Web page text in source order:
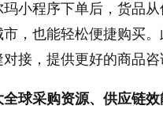
玛小程序下单后，货品
，也能轻松便捷购买
接，提供更好的商品
球采购资源、供应链